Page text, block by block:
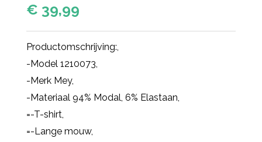
€ 39,99
Productomschrijving:,
-Model 1210073,
-Merk Mey,
-Materiaal 94% Modal, 6% Elastaan,
=-T-shirt,
=-Lange mouw,